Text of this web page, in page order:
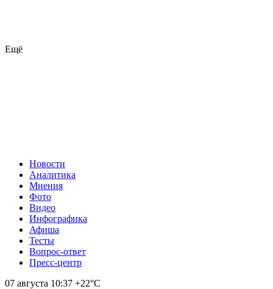
Ещё
Новости
Аналитика
Мнения
Фото
Видео
Инфографика
Афиша
Тесты
Вопрос-ответ
Пресс-центр
07 августа 10:37 +22°С